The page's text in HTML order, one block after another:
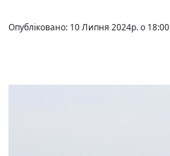
Опубліковано: 10 Липня 2024р. о 18:00